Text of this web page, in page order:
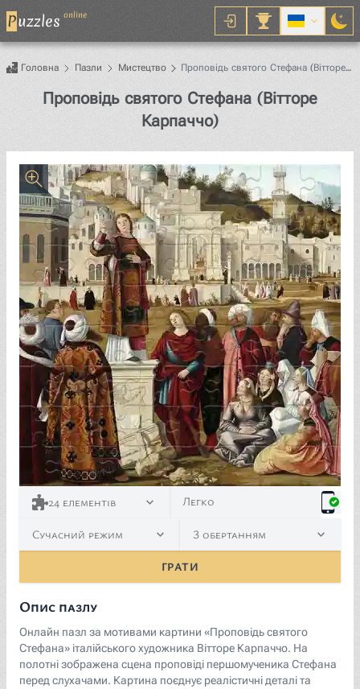
Puzzles online
Головна Пазли Мистецтво
Проповідь святого Стефана (Вітторе
Проповідь святого Стефана (Вітторе
Карпаччо)Пазл
<p><a href="https://commons.wikimedia.org/wiki/
24 елементів Легко
Сучасний режим З обертанням
ГРАТИ
Опис пазлу
Онлайн пазл за мотивами картини «Проповідь святого
Стефана» італійського художника Вітторе Карпаччо. На
полотні зображена сцена проповіді першомученика Стефана
перед слухачами. Картина поєднує реалістичні деталі та